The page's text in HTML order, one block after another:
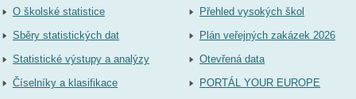
O školské statistice
Sběry statistických dat
Statistické výstupy a analýzy
Číselníky a klasifikace
Přehled vysokých škol
Plán veřejných zakázek 2026
Otevřená data
PORTÁL YOUR EUROPE